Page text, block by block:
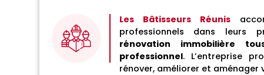
Les Bâtisseurs Réunis
professionnels dans leurs
rénovation immobilière
professionnel. L’entreprise
rénover, améliorer et aménager